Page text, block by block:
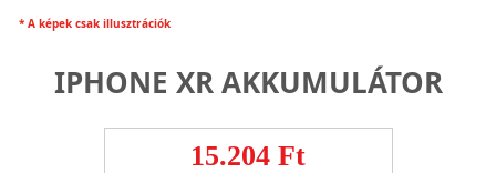
* A képek csak illusztrációk
IPHONE XR AKKUMULÁTOR
15.204 Ft